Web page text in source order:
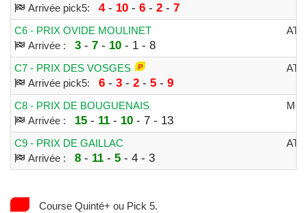
Arrivée pick5:
4- 10- 6- 2- 7
C6 - PRIX OVIDE MOULINET
Arrivée :
3- 7- 10- 1 - 8
C7 - PRIX DES VOSGES
Arrivée pick5:
6- 3- 2- 5- 9
C8 - PRIX DE BOUGUENAIS
Arrivée :
15- 11 - 10- 7 - 13
C9 - PRIX DE GAILLAC
Arrivée :
8- 11 - 5- 4 - 3
Course Quinté+ ou Pick 5.